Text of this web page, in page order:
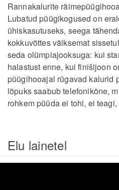
Rannakalurite
Lubatud püügikogused on
ühiskasutuseks, seega
kokkuvõttes väiksemat
seda olümpiajooksuga: kui
halastust enne, kui finišijoon
püügihooajal rügavad kalurid
lõpuks saabub telefonikõne,
rohkem püüda ei tohi, ei
Elu lainetel